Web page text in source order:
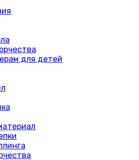
для детей